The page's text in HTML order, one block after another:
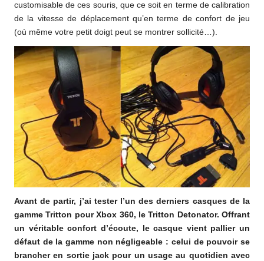
customisable de ces souris, que ce soit en terme de calibration
de la vitesse de déplacement qu’en terme de confort de jeu
(où même votre petit doigt peut se montrer sollicité…).
Avant de partir, j’ai tester l’un des derniers casques de la
gamme Tritton pour Xbox 360, le Tritton Detonator. Offrant
un véritable confort d’écoute, le casque vient pallier un
défaut de la gamme non négligeable : celui de pouvoir se
brancher en sortie jack pour un usage au quotidien avec